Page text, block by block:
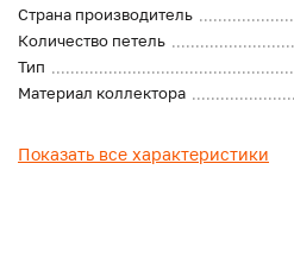
Страна производитель
Количество петель
Тип
Материал коллектора
Показать все характеристики